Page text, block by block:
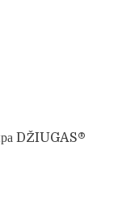
DŽIUGAS®